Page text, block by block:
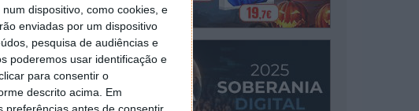
dispositivo, como cookies, e
enviadas por um dispositivo
pesquisa de audiências e
poderemos usar identificação e
para consentir o
descrito acima. Em
a